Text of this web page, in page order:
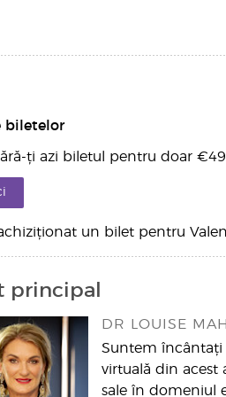
biletelor
ți azi biletul pentru doar €49
un bilet pentru
principal
DR LOUISE
Suntem încântați
virtuală din acest
sale în domeniul